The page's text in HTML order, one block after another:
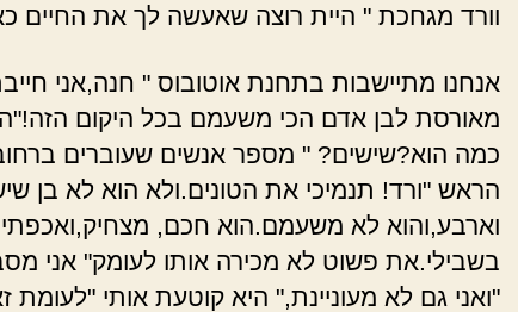
וורד מגחכת " היית רוצה שאעשה לך את החיים
אנחנו מתיישבות בתחנת אוטובוס " חנה,אני
מאורסת לבן אדם הכי משעמם בכל היקום
כמה הוא?שישים? " מספר אנשים שעוברים
הראש "ורד! תנמיכי את הטונים.ולא הוא לא בן
וארבע,והוא לא משעמם.הוא חכם,
בשבילי.את פשוט לא מכירה אותו לעומק" אני
"ואני גם לא מעוניינת," היא קוטעת אותי